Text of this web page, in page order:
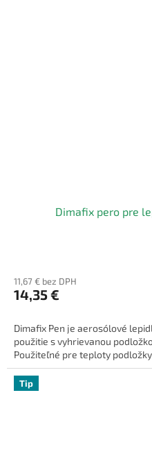
Dimafix pero pre
11,67 € bez DPH
14,35 €
Dimafix Pen je aerosólové
použitie s vyhrievanou
Použiteľné pre teploty podložky
Tip